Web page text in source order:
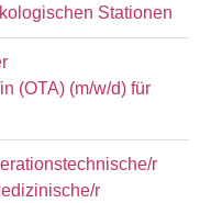
Stationen
(OTA) (m/w/d) für
r
r